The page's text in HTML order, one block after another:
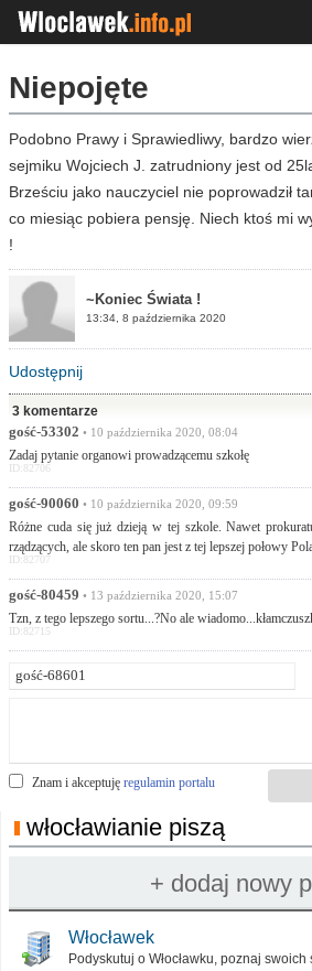
Niepojęte
Podobno Prawy i Sprawiedliwy, bardzo
sejmiku Wojciech J. zatrudniony jest od
Brześciu jako nauczyciel nie poprowadził
co miesiąc pobiera pensję. Niech ktoś mi
!
~Koniec Świata !
13:34, 8 października 2020
Udostępnij
3 komentarze
gość-53302 • 10 października 2020, 08:04
Zadaj pytanie organowi prowadzącemu szkołę
ID:82706
gość-90060 • 10 października 2020, 09:59
Różne cuda się już dzieją w tej szkole. Nawet
rządzących, ale skoro ten pan jest z tej lepszej połowy
ID:82707
gość-80459 • 13 października 2020, 15:07
Tzn, z tego lepszego sortu...?No ale
ID:82715
Znam i akceptuję regulamin portalu
włocławianie piszą
Włocławek
Podyskutuj o Włocławku, poznaj swoich